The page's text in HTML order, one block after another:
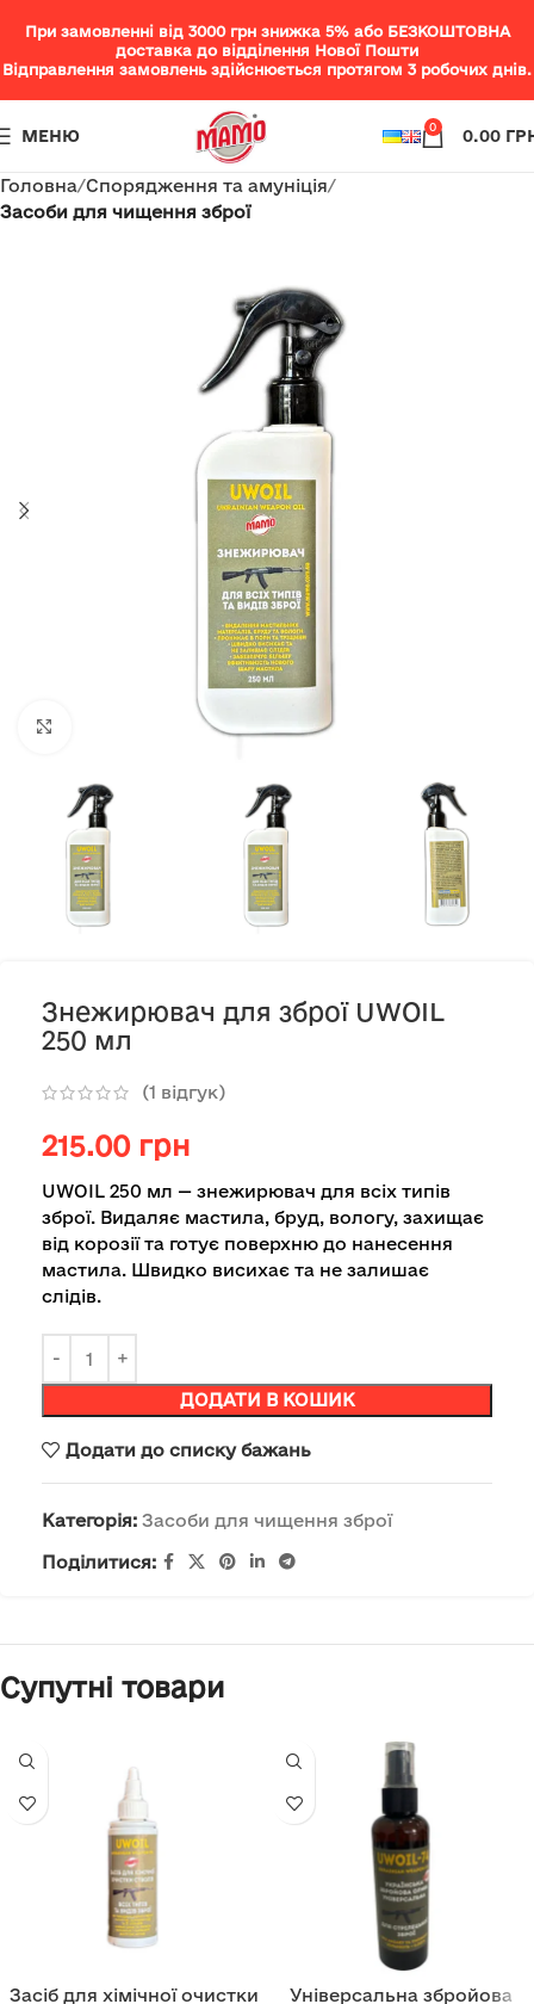
При замовленні від 3000 грн знижка 5% або БЕЗКОШТОВНА
доставка до відділення Нової Пошти
Відправлення замовлень здійснюється протягом 3 робочих днів.
МЕНЮ 0 0.00
Головна Спорядження та амуніція
Засоби для чищення зброї
Клацніть, щоб збільшити
Знежирювач для зброї UWOIL
250 мл
(1 відгук)
215.00 грн
UWOIL 250 мл — знежирювач для всіх типів
зброї. Видаляє мастила, бруд, вологу, захищає
від корозії та готує поверхню до нанесення
мастила. Швидко висихає та не залишає
слідів.
ДОДАТИ В КОШИК
Додати до списку бажань
Категорія: Засоби для чищення зброї
Поділитися:
Супутні товари
Засіб для хімічної очистки
Універсальна збройова